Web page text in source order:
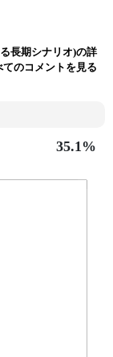
長期シナリオ)の詳
てのコメントを見る
35.1%